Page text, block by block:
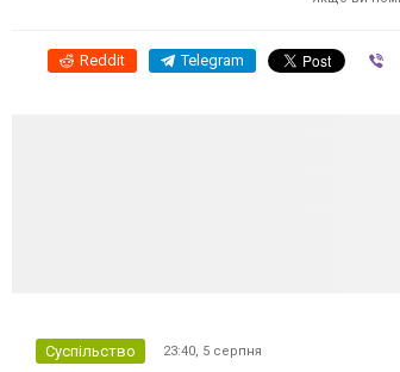
Reddit Telegram
Суспільство 23:40, 5 серпня